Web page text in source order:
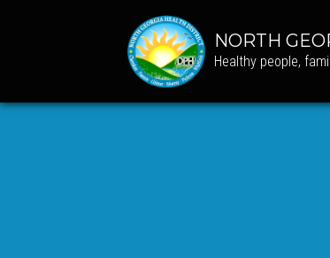
NORTH
Healthy people,